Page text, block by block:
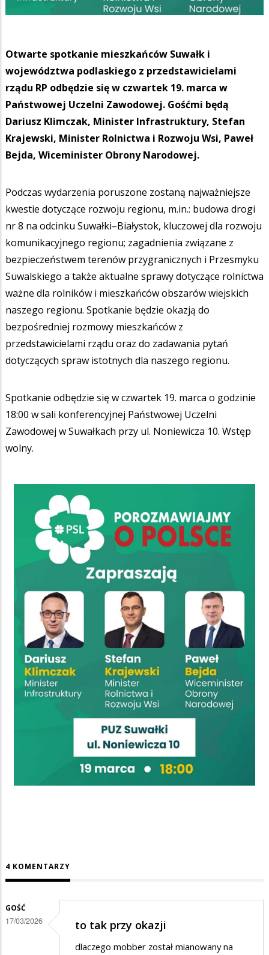
Otwarte spotkanie mieszkańców Suwałk i
województwa podlaskiego z przedstawicielami
rządu RP odbędzie się w czwartek 19. marca w
Państwowej Uczelni Zawodowej. Gośćmi będą
Dariusz Klimczak, Minister Infrastruktury, Stefan
Krajewski, Minister Rolnictwa i Rozwoju Wsi, Paweł
Bejda, Wiceminister Obrony Narodowej.
Podczas wydarzenia poruszone zostaną najważniejsze
kwestie dotyczące rozwoju regionu, m.in.: budowa drogi
nr 8 na odcinku Suwałki–Białystok, kluczowej dla rozwoju
komunikacyjnego regionu; zagadnienia związane z
bezpieczeństwem terenów przygranicznych i Przesmyku
Suwalskiego a także aktualne sprawy dotyczące rolnictwa
ważne dla rolników i mieszkańców obszarów wiejskich
naszego regionu. Spotkanie będzie okazją do
bezpośredniej rozmowy mieszkańców z
przedstawicielami rządu oraz do zadawania pytań
dotyczących spraw istotnych dla naszego regionu.
Spotkanie odbędzie się w czwartek 19. marca o godzinie
18:00 w sali konferencyjnej Państwowej Uczelni
Zawodowej w Suwałkach przy ul. Noniewicza 10. Wstęp
wolny.
4 KOMENTARZY
GOŚĆ
17/03/2026 to tak przy okazji
dlaczego mobber został mianowany na